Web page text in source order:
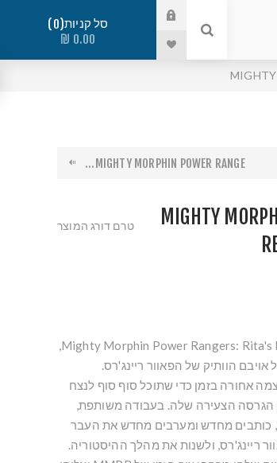
סל קניות 0
0.00 ₪
MIGHTY
MIGHTY MORPHIN POWER RANGE...
MIGHTY
טרם דורג המוצר
*תאריך השקה - 30.05.2025* ב-Mighty Morphin Power Rangers: Rita's Rewind,
הוותיק של הפאוור ריינג'רס.
אחורה בזמן כדי שתוכל סוף סוף לנצח
הגרסה הצעירה שלה. בעבודה משותפת,
כותבים מחדש ומערבים מחדש את העבר
ריינג'רס, ולשנות את מהלך ההיסטוריה.